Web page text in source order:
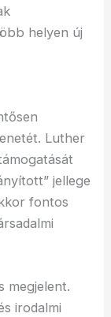
helyen új
Luther
jellege
fontos
megjelent.
irodalmi